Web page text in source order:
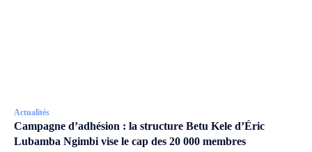
Actualités
Campagne d’adhésion : la structure Betu Kele d’Éric
Lubamba Ngimbi vise le cap des 20 000 membres